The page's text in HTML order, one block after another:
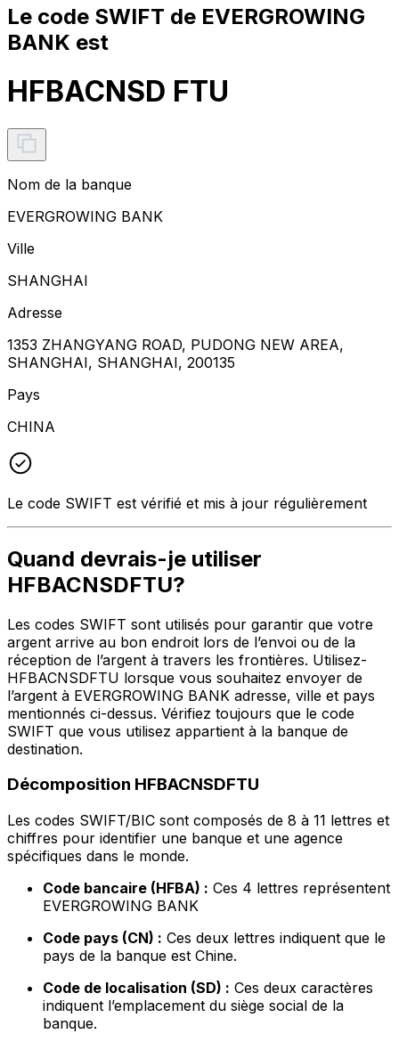
Le code SWIFT de EVERGROWING
BANK est
HFBACNSD FTU
Nom de la banque
EVERGROWING BANK
Ville
SHANGHAI
Adresse
1353 ZHANGYANG ROAD, PUDONG NEW AREA,
SHANGHAI, SHANGHAI, 200135
Pays
CHINA
Le code SWIFT est vérifié et mis à jour régulièrement
Quand devrais-je utiliser
HFBACNSDFTU?
Les codes SWIFT sont utilisés pour garantir que votre
argent arrive au bon endroit lors de l’envoi ou de la
réception de l’argent à travers les frontières. Utilisez-
HFBACNSDFTU lorsque vous souhaitez envoyer de
l’argent à EVERGROWING BANK adresse, ville et pays
mentionnés ci-dessus. Vérifiez toujours que le code
SWIFT que vous utilisez appartient à la banque de
destination.
Décomposition HFBACNSDFTU
Les codes SWIFT/BIC sont composés de 8 à 11 lettres et
chiffres pour identifier une banque et une agence
spécifiques dans le monde.
Code bancaire (HFBA) : Ces 4 lettres représentent
EVERGROWING BANK
Code pays (CN) : Ces deux lettres indiquent que le
pays de la banque est Chine.
Code de localisation (SD) : Ces deux caractères
indiquent l’emplacement du siège social de la
banque.